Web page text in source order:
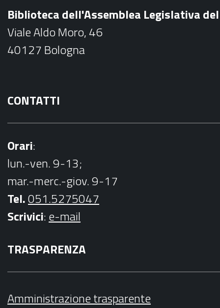
o
k
Biblioteca dell'Assemblea Legislativa
Viale Aldo Moro, 46
40127 Bologna
CONTATTI
Orari:
lun.-ven. 9-13;
mar.-merc.-giov. 9-17
Tel.051.5275047
Scrivici:e-mail
TRASPARENZA
Amministrazione trasparente